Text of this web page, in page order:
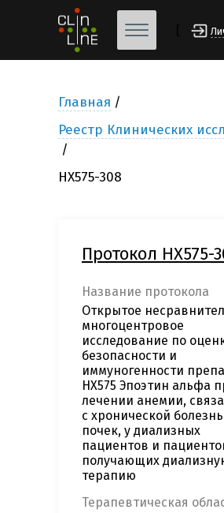
Главная
Реестр Клинических
HX575-308
Протокол HX575-
Название протокола
Открытое
многоцентровое
исследование по
безопасности и
иммуногенности
HX575 Эпоэтин альфа
лечении анемии,
с хронической
почек, у диализных
пациентов и
получающих
терапию
Терапевтическая